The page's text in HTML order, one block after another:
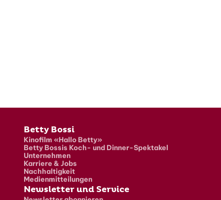
Fusszeile
Betty Bossi
Kinofilm «Hallo Betty»
Betty Bossis Koch- und Dinner-Spektakel
Unternehmen
Karriere & Jobs
Nachhaltigkeit
Medienmitteilungen
Newsletter und Service